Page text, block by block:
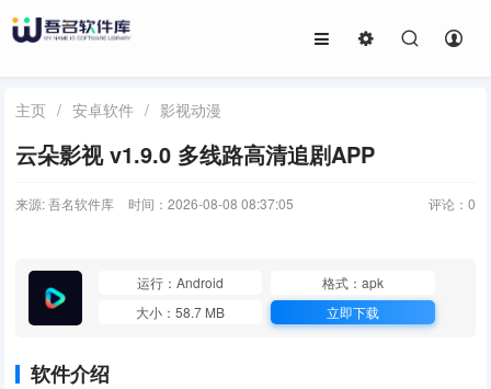
主页 / 安卓软件 / 影视动漫
云朵影视 v1.9.0 多线路高清追剧APP
来源: 吾名软件库 时间：2026-08-08 08:37:05 评论： 0
运行：Android
格式：apk
大小：58.7 MB
立即下载
软件介绍